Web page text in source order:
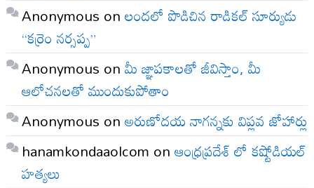
Anonymous onలందలో పొడిచిన రాడికల్ సూర్యుడు
“కర్రెం నర్సప్ప”
Anonymous onమీ జ్ఞాపకాలతో జీవిస్తాం, మీ
ఆలోచనలతో ముందుకుపోతాం
Anonymous onఅరుణోదయ నాగన్నకు విప్లవ జోహార్లు
hanamkondaaolcom onఆంధ్రప్రదేశ్ లో కష్టోడియల్
హత్యలు